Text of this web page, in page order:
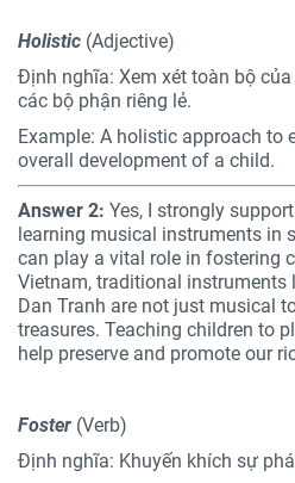
Holistic (Adjective)
Định nghĩa: Xem xét toàn bộ
các bộ phận riêng lẻ.
Example: A holistic approach to
overall development of a child.
Answer 2: Yes, I strongly
learning musical instruments in
can play a vital role in fostering
Vietnam, traditional instruments
Dan Tranh are not just musical
treasures. Teaching children to
help preserve and promote our
Foster (Verb)
Định nghĩa: Khuyến khích sự